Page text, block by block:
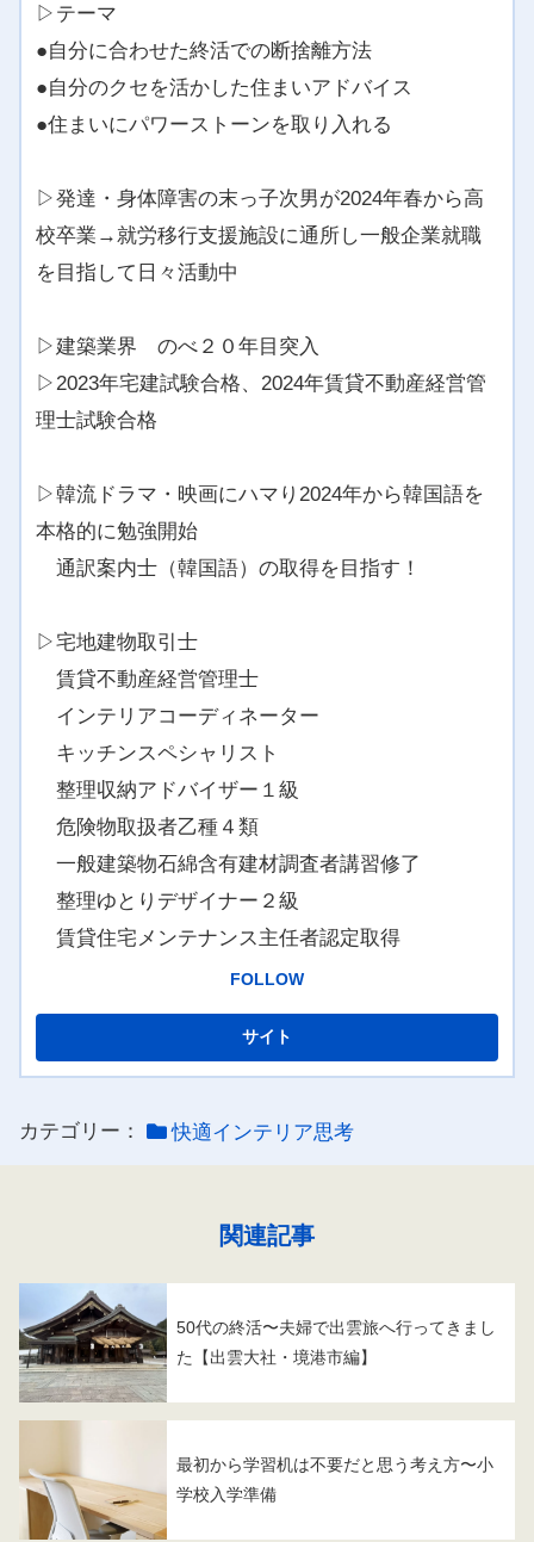
▷テーマ
●自分に合わせた終活での断捨離方法
●自分のクセを活かした住まいアドバイス
●住まいにパワーストーンを取り入れる
▷発達・身体障害の末っ子次男が2024年春から高
校卒業→就労移行支援施設に通所し一般企業就職
を目指して日々活動中
▷建築業界 のべ２０年目突入
▷2023年宅建試験合格、2024年賃貸不動産経営管
理士試験合格
▷韓流ドラマ・映画にハマり2024年から韓国語を
本格的に勉強開始
通訳案内士（韓国語）の取得を目指す！
▷宅地建物取引士
賃貸不動産経営管理士
インテリアコーディネーター
キッチンスペシャリスト
整理収納アドバイザー１級
危険物取扱者乙種４類
一般建築物石綿含有建材調査者講習修了
整理ゆとりデザイナー２級
賃貸住宅メンテナンス主任者認定取得
FOLLOW
カテゴリー： 快適インテリア思考
関連記事
50代の終活〜夫婦で出雲旅へ行ってきまし
た【出雲大社・境港市編】
最初から学習机は不要だと思う考え方〜小
学校入学準備